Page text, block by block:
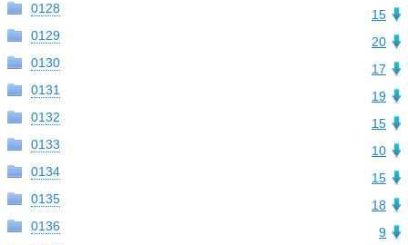
15
0128
20
0129
17
0130
19
0131
15
0132
10
0133
15
0134
18
0135
9
0136